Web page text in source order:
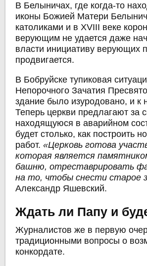
В Белыничах, где когда-то
иконы Божией Матери
католиками и в XVIII веке
верующим не удается даже
власти инициативу верующих
продвигается.
В Бобруйске тупиковая
Непорочного Зачатия
здание было изуродовано, и к
Теперь церкви предлагают за
находящуюся в аварийном
будет столько, как построить
работ.«Церковь готова
которая является
башню, отреставрировать
на то, чтобы снести старое
Александр Яшевский.
Ждать ли Папу и
Журналистов же в первую
традиционными вопросы о
конкордате.